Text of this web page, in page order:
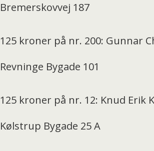
Bremerskovvej 187
125 kroner på nr. 200: Gunnar
Revninge Bygade 101
125 kroner på nr. 12: Knud Erik
Kølstrup Bygade 25 A